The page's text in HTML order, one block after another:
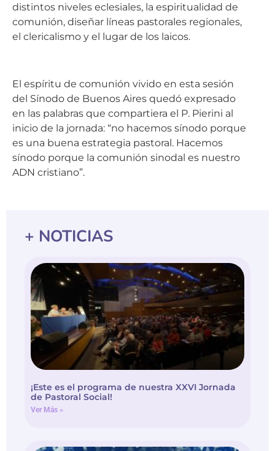
distintos niveles eclesiales, la espiritualidad de
comunión, diseñar líneas pastorales regionales,
el clericalismo y el lugar de los laicos.
El espíritu de comunión vivido en esta sesión
del Sínodo de Buenos Aires quedó expresado
en las palabras que compartiera el P. Pierini al
inicio de la jornada: “no hacemos sínodo porque
es una buena estrategia pastoral. Hacemos
sínodo porque la comunión sinodal es nuestro
ADN cristiano”.
+ NOTICIAS
¡Este es el programa de nuestra XXVI Jornada
de Pastoral Social!
Ver Más »